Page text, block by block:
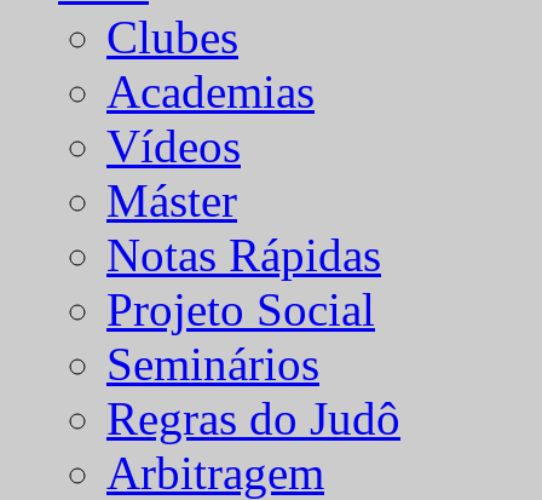
Clubes
Academias
Vídeos
Máster
Notas Rápidas
Projeto Social
Seminários
Regras do Judô
Arbitragem